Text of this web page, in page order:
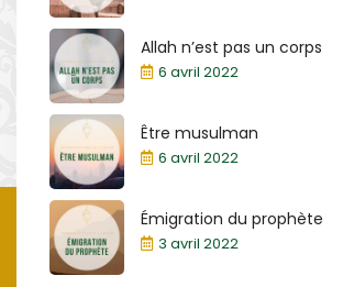
Allah n’est pas un corps
6 avril 2022
Être musulman
6 avril 2022
Émigration du prophète
3 avril 2022